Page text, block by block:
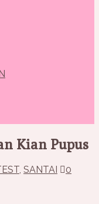
Kian Pupus
SANTAI 0